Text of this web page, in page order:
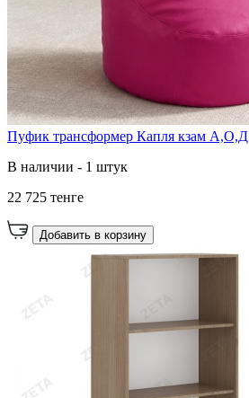
Пуфик трансформер Капля кзам А,О,Д
В наличии - 1 штук
22 725 тенге
Добавить в корзину